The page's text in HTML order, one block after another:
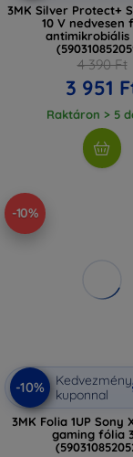
3MK Silver Protect+
10 V nedvesen
4 390 Ft
3 951
Raktáron > 5
-10%
-10%
Kedvezmény
kuponnal
3MK Folia 1UP Sony
gaming fólia